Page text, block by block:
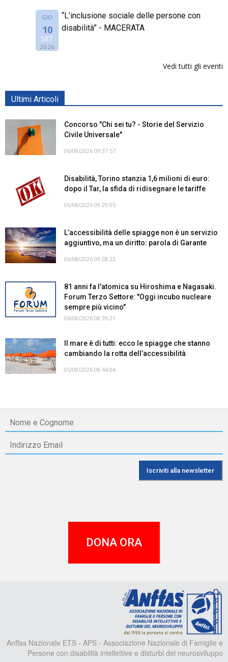
GIO
10
SET
2026
“L’inclusione sociale delle persone con
disabilità” - MACERATA
Vedi tutti gli eventi
Ultimi Articoli
Concorso "Chi sei tu? - Storie del Servizio
Civile Universale"
06/08/2026 09:37:57
Disabilità, Torino stanzia 1,6 milioni di euro:
dopo il Tar, la sfida di ridisegnare le tariffe
06/08/2026 09:29:05
L’accessibilità delle spiagge non è un servizio
aggiuntivo, ma un diritto: parola di Garante
06/08/2026 09:28:23
81 anni fa l'atomica su Hiroshima e Nagasaki.
Forum Terzo Settore: "Oggi incubo nucleare
sempre più vicino"
06/08/2026 08:39:21
Il mare è di tutti: ecco le spiagge che stanno
cambiando la rotta dell’accessibilità
05/08/2026 08:44:04
DONA ORA
Anffas Nazionale ETS - APS - Associazione Nazionale di Famiglie e
Persone con disabilità intellettive e disturbi del neurosviluppo